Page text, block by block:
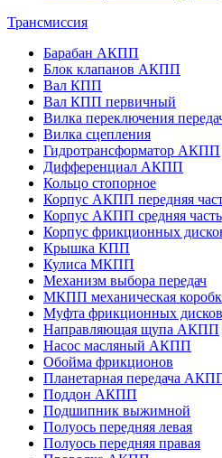
Трансмиссия
Барабан АКПП
Блок клапанов АКПП
Вал КПП
Вал КПП первичный
Вилка переключения
Вилка сцепления
Гидротрансформатор АКПП
Дифференциал АКПП
Кольцо стопорное
Корпус АКПП передняя
Корпус АКПП средняя часть
Корпус фрикционных
Крышка КПП
Кулиса МКПП
Механизм выбора передач
МКПП механическая
Муфта фрикционных дисков
Направляющая щупа АКПП
Насос масляный АКПП
Обойма фрикционов
Планетарная передача
Поддон АКПП
Подшипник выжимной
Полуось передняя левая
Полуось передняя правая